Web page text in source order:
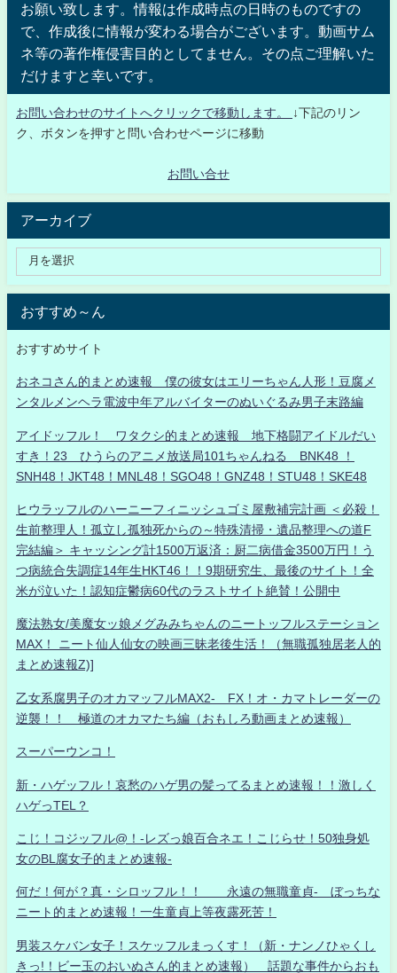
お願い致します。情報は作成時点の日時のものですの
で、作成後に情報が変わる場合がございます。動画サム
ネ等の著作権侵害目的としてません。その点ご理解いた
だけますと幸いです。
お問い合わせのサイトへクリックで移動します。
↓下記のリン
ク、ボタンを押すと問い合わせページに移動
お問い合せ
アーカイブ
おすすめ～ん
おすすめサイト
おネコさん的まとめ速報 僕の彼女はエリーちゃん人形！豆腐メ
ンタルメンヘラ電波中年アルバイターのぬいぐるみ男子末路編
アイドッフル！ ワタクシ的まとめ速報 地下格闘アイドルだい
すき！23 ひうらのアニメ放送局101ちゃんねる BNK48 ！
SNH48！JKT48！MNL48！SGO48！GNZ48！STU48！SKE48
ヒウラッフルのハーニーフィニッシュゴミ屋敷補完計画 ＜必殺！
生前整理人！孤立し孤独死からの～特殊清掃・遺品整理への道F
完結編＞ キャッシング計1500万返済：厨二病借金3500万円！う
つ病統合失調症14年生HKT46！！9期研究生、最後のサイト！全
米が泣いた！認知症鬱病60代のラストサイト絶賛！公開中
魔法熟女/美魔女ッ娘メグみみちゃんのニートッフルステーション
MAX！ ニート仙人仙女の映画三昧老後生活！（無職孤独居老人的
まとめ速報Z)]
乙女系腐男子のオカマッフルMAX2- FX！オ・カマトレーダーの
逆襲！！ 極道のオカマたち編（おもしろ動画まとめ速報）
スーパーウンコ！
新・ハゲッフル！哀愁のハゲ男の髪ってるまとめ速報！！激しく
ハゲっTEL？
こじ！コジッフル@！-レズっ娘百合ネエ！こじらせ！50独身処
女のBL腐女子的まとめ速報-
何だ！何が？真・シロッフル！！ 永遠の無職童貞- ぼっちな
ニート的まとめ速報！一生童貞上等夜露死苦！
男装スケバン女子！スケッフルまっくす！（新・ナンノひゃくし
きっ!！ビー玉のおいぬさん的まとめ速報） 話題な事件からおも